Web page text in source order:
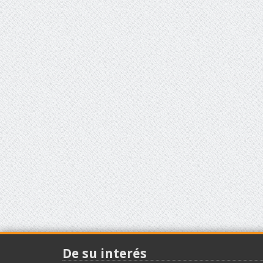
De su interés